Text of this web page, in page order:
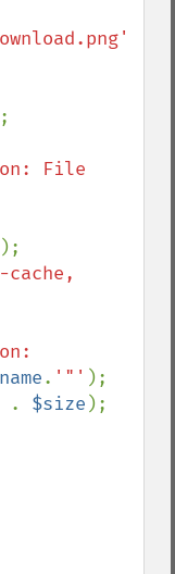
File
. '"'
. $size